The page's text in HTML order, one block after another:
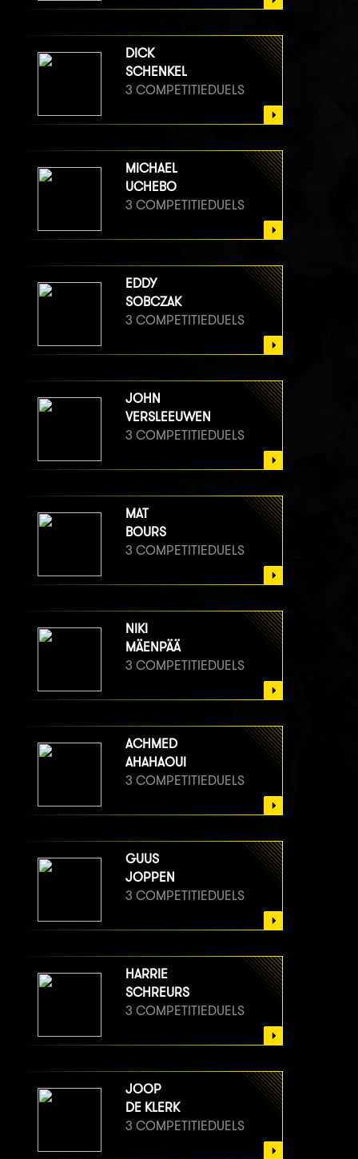
DICK
SCHENKEL
3 COMPETITIEDUELS
MICHAEL
UCHEBO
3 COMPETITIEDUELS
EDDY
SOBCZAK
3 COMPETITIEDUELS
JOHN
VERSLEEUWEN
3 COMPETITIEDUELS
MAT
BOURS
3 COMPETITIEDUELS
NIKI
MÄENPÄÄ
3 COMPETITIEDUELS
ACHMED
AHAHAOUI
3 COMPETITIEDUELS
GUUS
JOPPEN
3 COMPETITIEDUELS
HARRIE
SCHREURS
3 COMPETITIEDUELS
JOOP
DE KLERK
3 COMPETITIEDUELS